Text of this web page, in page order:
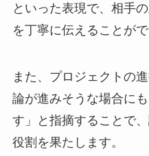
といった表現で、相手
を丁寧に伝えることがで
また、プロジェクトの
論が進みそうな場合に
す」と指摘することで
役割を果たします。